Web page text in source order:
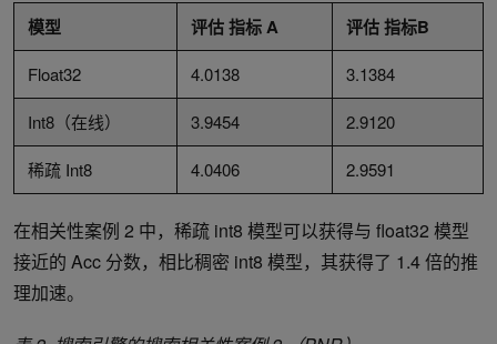
模型 评估指标A 评估指标B
Float32 4.0138 3.1384
Int8（在线） 3.9454 2.9120
稀疏 Int8 4.0406 2.9591
在相关性案例 2 中，稀疏 int8 模型可以获得与 float32 模型
接近的 Acc 分数，相比稠密 int8 模型，其获得了 1.4 倍的推
理加速。